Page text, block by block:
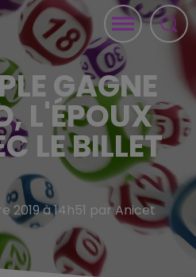
GAGNE
L'ÉPOUX
LE BILLET
2019 à 14h51 par Anicet